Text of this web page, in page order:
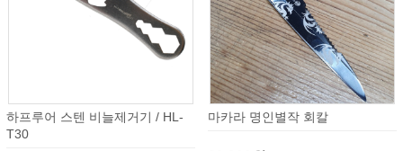
하프루어 스텐 비늘제거기 / HL-
T30
마카라 명인별작 회칼